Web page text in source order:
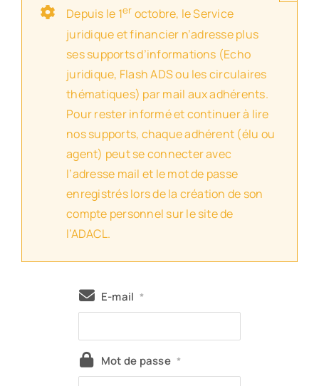
Depuis le 1er octobre, le Service
juridique et financier n’adresse plus
ses supports d’informations (Echo
juridique, Flash ADS ou les circulaires
thématiques) par mail aux adhérents.
Pour rester informé et continuer à lire
nos supports, chaque adhérent (élu ou
agent) peut se connecter avec
l’adresse mail et le mot de passe
enregistrés lors de la création de son
compte personnel sur le site de
l’ADACL.
E-mail *
Mot de passe *